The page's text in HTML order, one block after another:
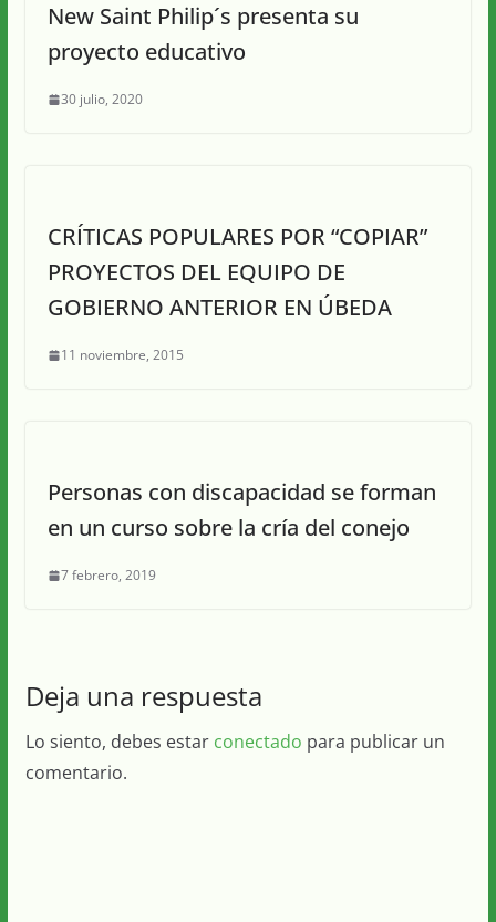
New Saint Philip´s presenta su
proyecto educativo
30 julio, 2020
CRÍTICAS POPULARES POR “COPIAR”
PROYECTOS DEL EQUIPO DE
GOBIERNO ANTERIOR EN ÚBEDA
11 noviembre, 2015
Personas con discapacidad se forman
en un curso sobre la cría del conejo
7 febrero, 2019
Deja una respuesta
Lo siento, debes estar conectado para publicar un
comentario.